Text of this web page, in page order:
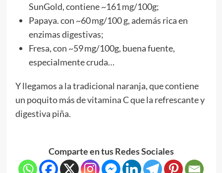
SunGold, contiene ~161 mg/100g;
Papaya. con ~60 mg/100 g, además rica en
enzimas digestivas;
Fresa, con ~59 mg/100g, buena fuente,
especialmente cruda…
Y llegamos a la tradicional naranja, que contiene
un poquito más de vitamina C que la refrescante y
digestiva piña.
Comparte en tus Redes Sociales